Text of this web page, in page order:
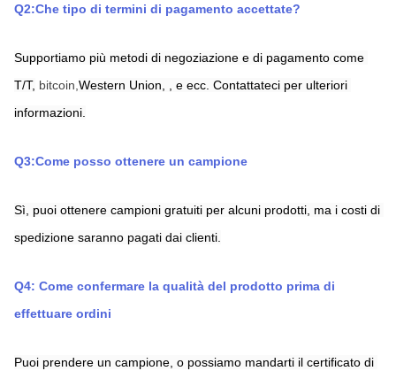
Q2:Che tipo di termini di pagamento accettate?
Supportiamo più metodi di negoziazione e di pagamento come
T/T, bitcoin, Western Union,
e ecc. Contattateci per ulteriori
informazioni.
Q3:Come posso ottenere un campione
Sì, puoi ottenere campioni gratuiti per alcuni prodotti, ma i costi di
spedizione saranno pagati dai clienti.
Q4: Come confermare la qualità del prodotto prima di
effettuare ordini
Puoi prendere un campione, o possiamo mandarti il certificato di